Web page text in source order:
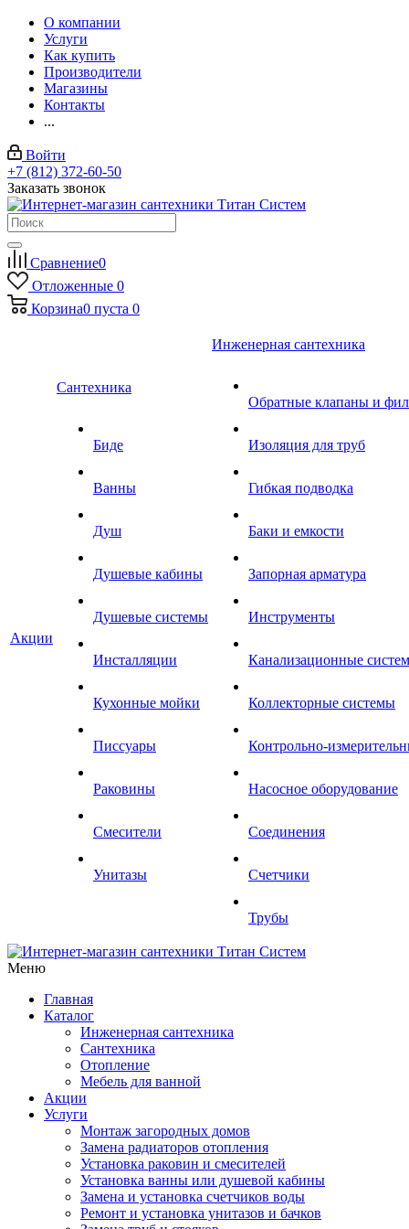
О компании
Услуги
Как купить
Производители
Магазины
Контакты
...
Войти
+7 (812) 372-60-50
Заказать звонок
Сравнение0
Отложенные 0
Корзина0 пуста 0
Акции
Сантехника
Биде
Ванны
Душ
Душевые кабины
Душевые системы
Инсталляции
Кухонные мойки
Писсуары
Раковины
Смесители
Унитазы
Инженерная сантехника
Обратные клапаны и
Изоляция для труб
Гибкая подводка
Баки и емкости
Запорная арматура
Инструменты
Канализационные
Коллекторные системы
Контрольно-
Насосное оборудование
Соединения
Счетчики
Трубы
Меню
Главная
Каталог
Инженерная сантехника
Сантехника
Отопление
Мебель для ванной
Акции
Услуги
Монтаж загородных домов
Замена радиаторов отопления
Установка раковин и смесителей
Установка ванны или душевой кабины
Замена и установка счетчиков воды
Ремонт и установка унитазов и бачков